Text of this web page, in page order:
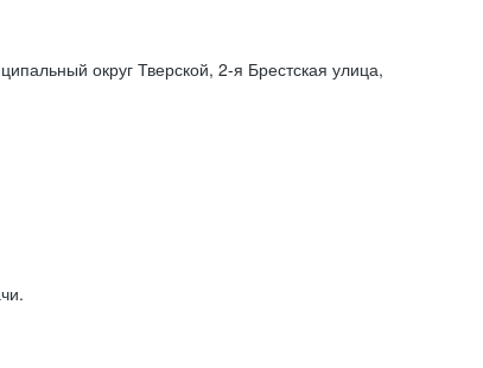
округ Тверской, 2-я Брестская улица,